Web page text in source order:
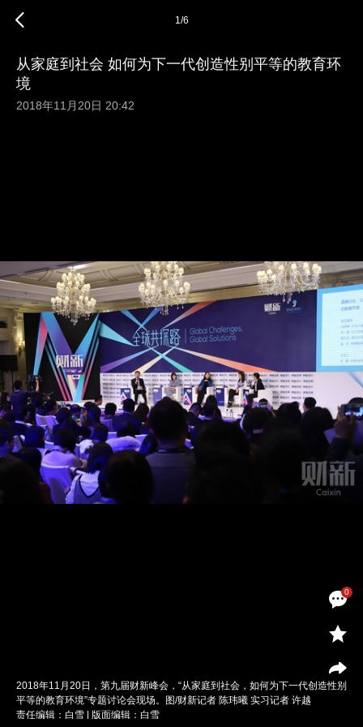
0
1/6
从家庭到社会 如何为下一代创造性别平等的教育环
境
2018年11月20日 20:42
2018年11月20日，第九届财新峰会，“从家庭到社会，如何为下一代创造性别
平等的教育环境”专题讨论会现场。图/财新记者 陈玮曦 实习记者 许越
责任编辑：白雪 | 版面编辑：白雪